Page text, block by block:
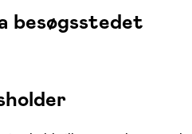
besøgsstedet